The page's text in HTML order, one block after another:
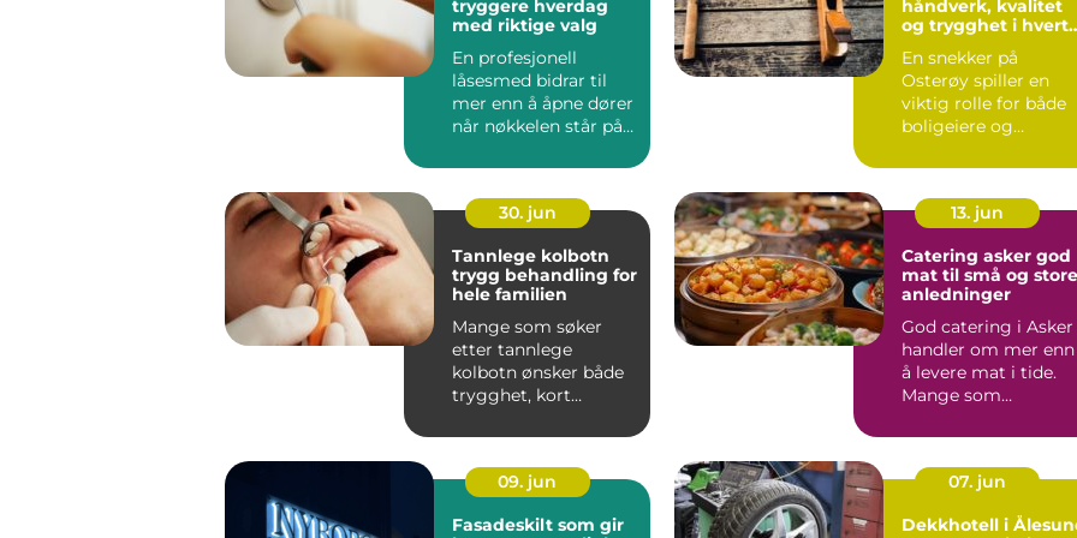
tryggere hverdag
med riktige valg
En profesjonell
låsesmed bidrar til
mer enn å åpne dører
når nøkkelen står på
håndverk, kvalitet
og trygghet i hvert
En snekker på
Osterøy spiller en
viktig rolle for både
boligeiere og
hus og hytter...
30. jun
Tannlege kolbotn
trygg behandling for
hele familien
Mange som søker
etter tannlege
kolbotn ønsker både
trygghet, kort
behandling. I ...
13. jun
Catering asker god
mat til små og store
anledninger
God catering i Asker
handler om mer enn
å levere mat i tide.
Mange som
konfirmas...
09. jun
Fasadeskilt som gir
07. jun
Dekkhotell i